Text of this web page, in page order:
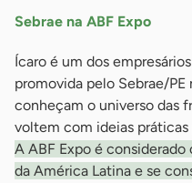
Sebrae na ABF Expo
Ícaro é um dos
promovida pelo Sebrae/PE
conheçam o universo das
voltem com ideias práticas
A ABF Expo é
da América Latina e se